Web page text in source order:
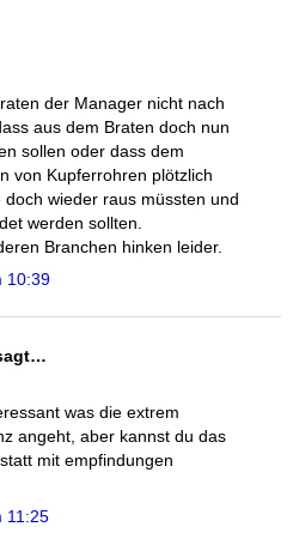
der Manager nicht nach
aus dem Braten doch nun
sollen oder dass dem
von Kupferrohren plötzlich
wieder raus müssten und
werden sollten.
Branchen hinken leider.
10:39
was die extrem
angeht, aber kannst du das
mit empfindungen
11:25